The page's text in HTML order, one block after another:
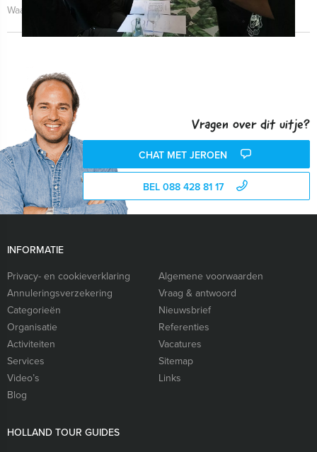
Waarom kiezen voor Holland Tour Guides?
Vragen over dit uitje?
CHAT MET JEROEN
BEL 088 428 81 17
INFORMATIE
Privacy- en cookieverklaring
Algemene voorwaarden
Annuleringsverzekering
Vraag & antwoord
Categorieën
Nieuwsbrief
Organisatie
Referenties
Activiteiten
Vacatures
Services
Sitemap
Video’s
Links
Blog
HOLLAND TOUR GUIDES